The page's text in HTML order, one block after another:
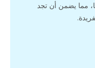
مما يضمن أن تجد